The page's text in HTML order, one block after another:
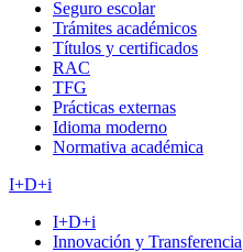
Seguro escolar
Trámites académicos
Títulos y certificados
RAC
TFG
Prácticas externas
Idioma moderno
Normativa académica
I+D+i
I+D+i
Innovación y Transferencia